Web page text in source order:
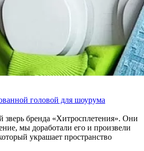
головой для шоурума
бренда «Хитросплетения». Они
мы доработали его и произвели
украшает пространство